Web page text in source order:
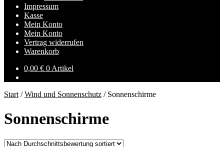
Impressum
Kasse
Mein Konto
Mein Konto
Vertrag widerrufen
Warenkorb
0,00 € 0 Artikel
Start /Wind und Sonnenschutz / Sonnenschirme
Sonnenschirme